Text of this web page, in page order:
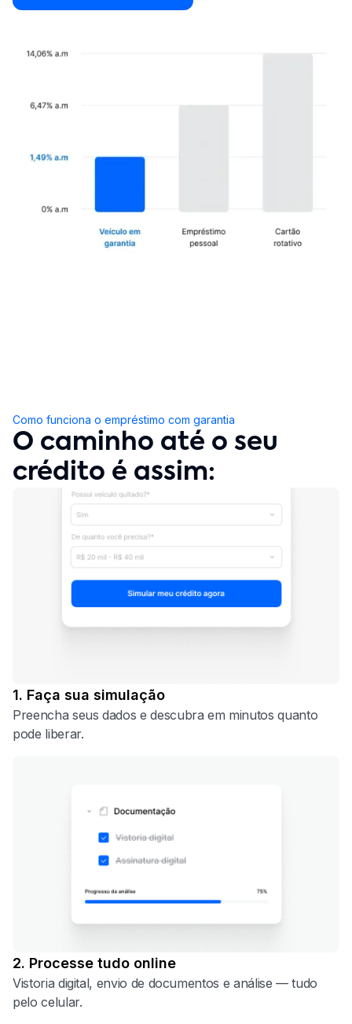
Como funciona o empréstimo com garantia
O caminho até o seu
crédito é assim:
1. Faça sua simulação
Preencha seus dados e descubra em minutos quanto
pode liberar.
2. Processe tudo online
Vistoria digital, envio de documentos e análise — tudo
pelo celular.